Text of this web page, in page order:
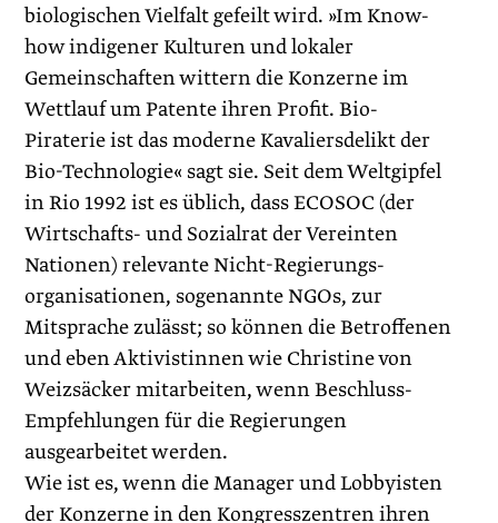
biologischen Vielfalt gefeilt wird. »Im Know-
how indigener Kulturen und lokaler
Gemeinschaften wittern die Konzerne im
Wettlauf um Patente ihren Profit. Bio-
Piraterie ist das moderne Kavaliersdelikt der
Bio-Technologie« sagt sie. Seit dem Weltgipfel
in Rio 1992 ist es üblich, dass ECOSOC (der
Wirtschafts- und Sozialrat der Vereinten
Nationen) relevante Nicht-Regierungs­
organisationen, sogenannte NGOs, zur
Mitsprache zulässt; so können die Betroffenen
und eben Aktivistinnen wie Christine von
Weizsäcker mitarbeiten, wenn Beschluss-
Empfehlungen für die Regierungen
ausgearbeitet werden.
Wie ist es, wenn die Manager und Lobbyisten
der Konzerne in den Kongresszentren ihren